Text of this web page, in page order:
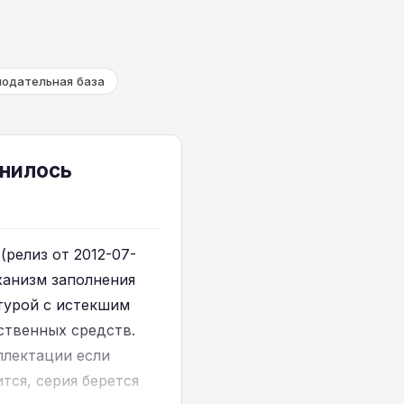
база
от 2012-07-
заполнения
с истекшим
средств.
если
серия берется